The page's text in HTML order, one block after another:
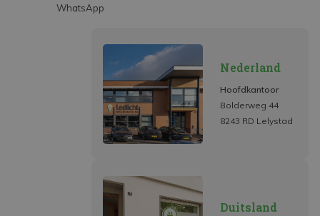
WhatsApp
Nederland
Hoofdkantoor
Bolderweg 44
8243 RD Lelystad
Duitsland